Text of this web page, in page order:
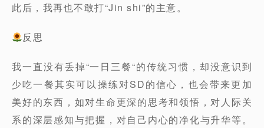
此后，我再也不敢打“Jin shi”的主意。
反思
我一直没有丢掉“一日三餐“的传统习惯，却没意识到
少吃一餐其实可以操练对SD的信心，也会带来更加
美好的东西，如对生命更深的思考和领悟，对人际关
系的深层感知与把握，对自己内心的净化与升华等。